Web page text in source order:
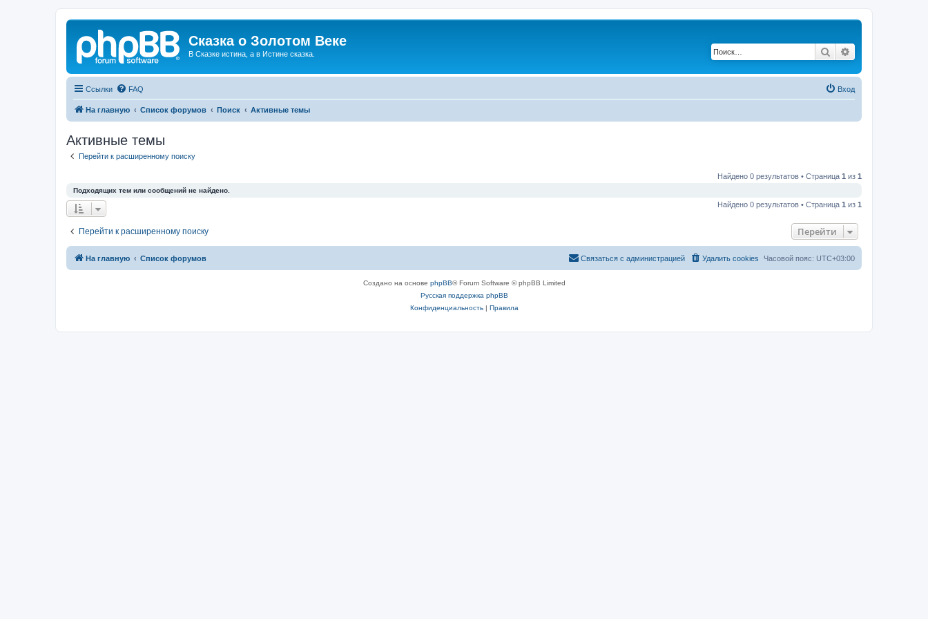
Сказка о Золотом Веке
В Сказке истина, а в Истине сказка. Поиск
Ссылки FAQ Вход
На главную Список форумов Поиск Активные темы
Активные темы
Перейти к расширенному поиску
Найдено 0 результатов • Страница 1 из 1
Подходящих тем или сообщений не найдено.
Найдено 0 результатов • Страница 1 из 1
Перейти к расширенному поиску Перейти
На главную Список форумов Часовой пояс: UTC+03:00
Удалить cookies
Связаться с администрацией
Создано на основе phpBB® Forum Software © phpBB Limited
Русская поддержка phpBB
Конфиденциальность| Правила